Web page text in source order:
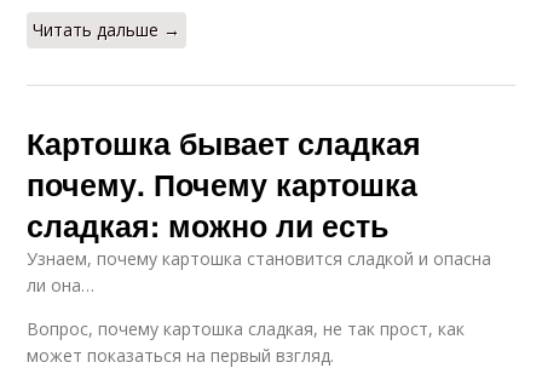
Читать дальше →
Картошка бывает сладкая
почему. Почему картошка
сладкая: можно ли есть
Узнаем, почему картошка становится сладкой и опасна
ли она…
Вопрос, почему картошка сладкая, не так прост, как
может показаться на первый взгляд.